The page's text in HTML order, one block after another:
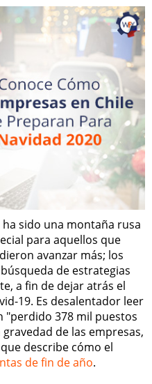
ha sido una montaña rusa
para aquellos que
avanzar más; los
de estrategias
a fin de dejar atrás el
19. Es desalentador leer
"perdido 378 mil puestos
de las empresas,
describe cómo el
de fin de año.